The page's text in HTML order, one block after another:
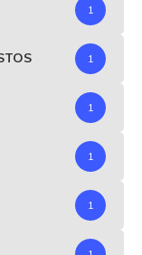
1
1
1
1
1